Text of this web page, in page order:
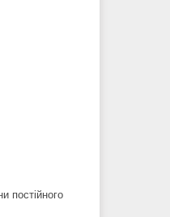
постійного